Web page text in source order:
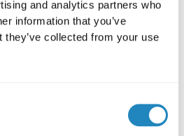
and analytics partners who
information that you’ve
they’ve collected from your use